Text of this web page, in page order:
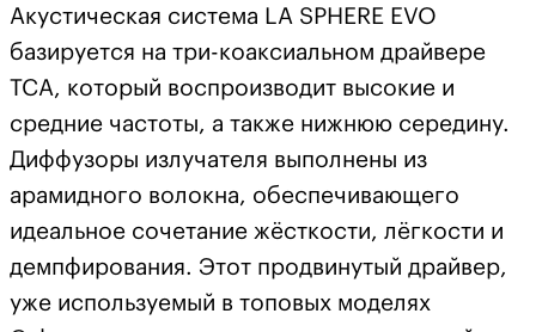
Акустическая система LA SPHERE EVO
базируется на три-коаксиальном драйвере
TCA, который воспроизводит высокие и
средние частоты, а также нижнюю середину.
Диффузоры излучателя выполнены из
арамидного волокна, обеспечивающего
идеальное сочетание жёсткости, лёгкости и
демпфирования. Этот продвинутый драйвер,
уже используемый в топовых моделях